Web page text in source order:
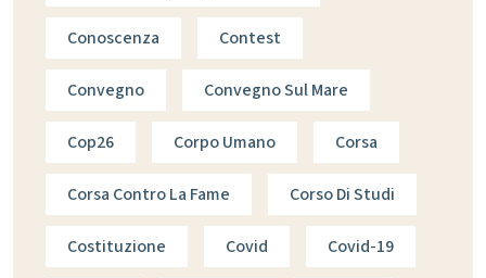
Conoscenza Contest
Convegno Convegno Sul Mare
Cop26 Corpo Umano Corsa
Corsa Contro La Fame Corso Di Studi
Costituzione Covid Covid-19